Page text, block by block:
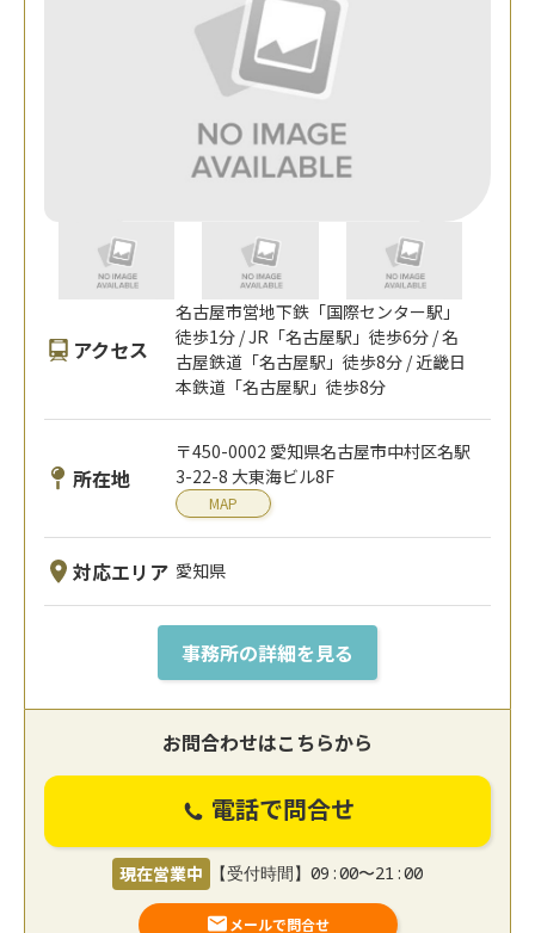
アクセス
名古屋市営地下鉄「国際センター駅」
徒歩1分 / JR「名古屋駅」徒歩6分 / 名
古屋鉄道「名古屋駅」徒歩8分 / 近畿日
本鉄道「名古屋駅」徒歩8分
所在地
〒450-0002 愛知県名古屋市中村区名駅
3-22-8 大東海ビル8F
MAP
対応エリア 愛知県
事務所の詳細を見る
お問合わせはこちらから
電話で問合せ
現在営業中 【受付時間】09:00〜21:00
メールで問合せ